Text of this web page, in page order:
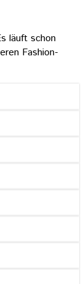
läuft schon
Fashion-